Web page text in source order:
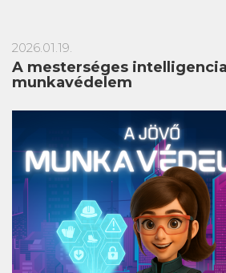
2026.01.19.
A mesterséges
munkavédelem